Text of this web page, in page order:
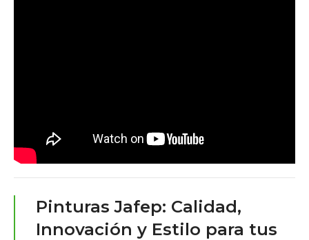
Pinturas Jafep: Calidad,
Innovación y Estilo para tus